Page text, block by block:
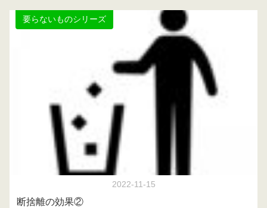
要らないものシリーズ
2022-11-15
断捨離の効果②